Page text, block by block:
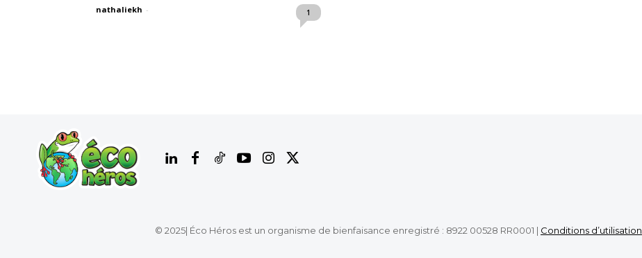
nathaliekh - 1
© 2025| Éco Héros est un organisme de bienfaisance enregistré : 8922 00528 RR0001 | Conditions d’utilisation